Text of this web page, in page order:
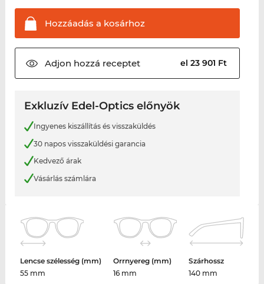
Hozzáadás a kosárhoz
Adjon hozzá receptet el 23 901 Ft
Exkluzív Edel-Optics előnyök
Ingyenes kiszállítás és visszaküldés
30 napos visszaküldési garancia
Kedvező árak
Vásárlás számlára
Lencse szélesség (mm)
55 mm
Orrnyereg (mm)
16 mm
Szárhossz
140 mm